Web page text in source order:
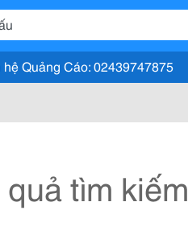
hệ Quảng Cáo: 02439747875
tìm kiếm